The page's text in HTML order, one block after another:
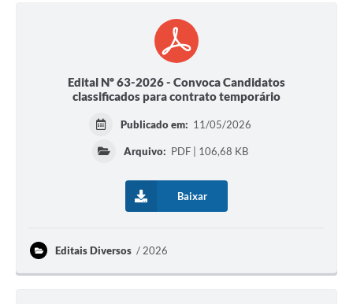
Edital Nº 63-2026 - Convoca Candidatos
classificados para contrato temporário
Publicado em: 11/05/2026
Arquivo: PDF | 106,68 KB
Baixar
Editais Diversos 2026